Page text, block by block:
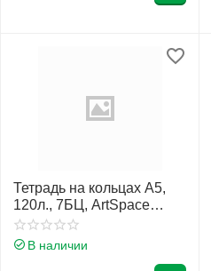
Тетрадь на кольцах А5,
120л., 7БЦ, ArtSpace
"Путешествия. Travel is
life", глянцевая
В наличии